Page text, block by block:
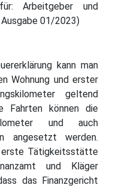
Arbeitgeber und
01/2023)
kann man
Wohnung und erster
geltend
Fahrten können die
und auch
angesetzt werden.
erste Tätigkeitsstätte
und Kläger
das Finanzgericht